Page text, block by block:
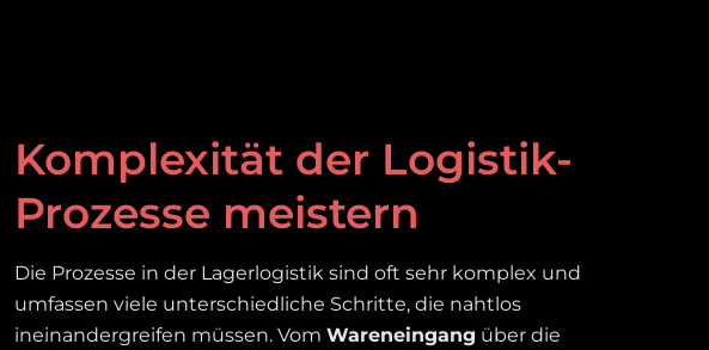
Komplexität der Logistik-
Prozesse meistern
Die Prozesse in der Lagerlogistik sind oft sehr komplex und
umfassen viele unterschiedliche Schritte, die nahtlos
ineinandergreifen müssen. Vom Wareneingang über die